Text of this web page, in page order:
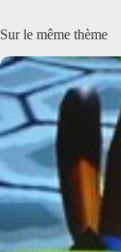
Sur le même thème